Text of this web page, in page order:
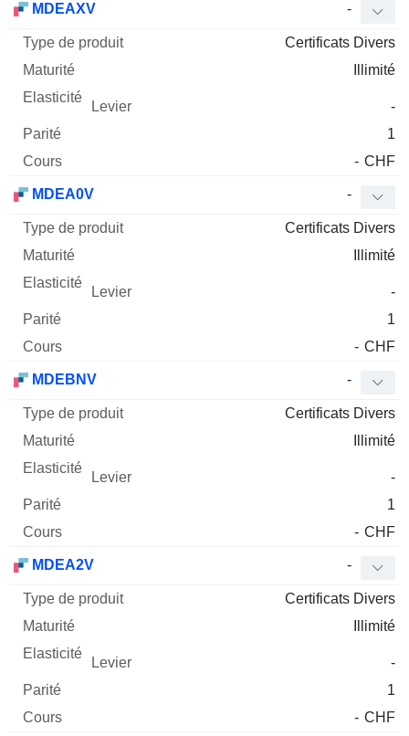
MDEAXV -
Certificats Divers
Illimité
-
1
- CHF
MDEA0V -
Certificats Divers
Illimité
-
1
- CHF
MDEBNV -
Certificats Divers
Illimité
-
1
- CHF
MDEA2V -
Certificats Divers
Illimité
-
1
- CHF